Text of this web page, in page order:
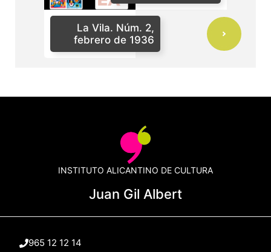
La Vila. Núm. 2,
febrero de 1936
INSTITUTO ALICANTINO DE CULTURA
Juan Gil Albert
965 12 12 14